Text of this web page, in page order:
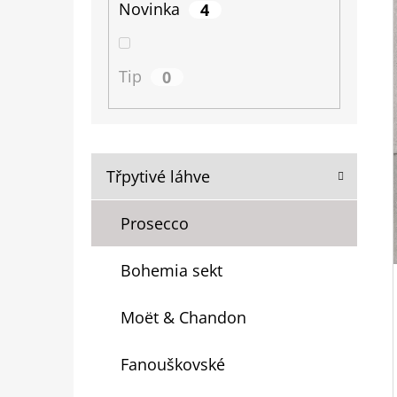
Novinka 4
Tip 0
Přeskočit
kategorie
K
T
G
Třpytivé láhve
Prosecco
Bohemia sekt
Moët & Chandon
Fanouškovské